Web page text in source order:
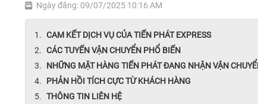
Ngày đăng: 09/07/2025 10:16 AM
CAM KẾT DỊCH VỤ CỦA TIẾN PHÁT EXPRESS
CÁC TUYẾN VẬN CHUYỂN PHỔ BIẾN
NHỮNG MẶT HÀNG TIẾN PHÁT ĐANG NHẬN VẬN
PHẢN HỒI TÍCH CỰC TỪ KHÁCH HÀNG
THÔNG TIN LIÊN HỆ